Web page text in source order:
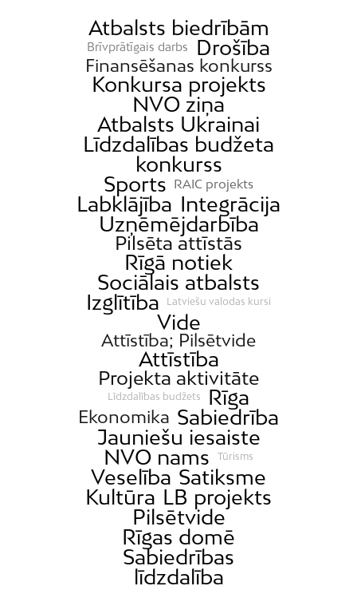
Atbalsts biedrībām
Brīvprātīgais darbs Drošība
Finansēšanas konkurss
Konkursa projekts
NVO ziņa
Atbalsts Ukrainai
Līdzdalības budžeta
konkurss
Sports
RAIC projekts
Labklājība Integrācija
Uzņēmējdarbība
Pilsēta attīstās
Rīgā notiek
Sociālais atbalsts
Izglītība
Latviešu valodas kursi
Vide
Attīstība; Pilsētvide
Attīstība
Projekta aktivitāte
Līdzdalības budžets Rīga
Ekonomika Sabiedrība
Jauniešu iesaiste
NVO nams
Tūrisms
Veselība Satiksme
Kultūra LB projekts
Pilsētvide
Rīgas domē
Sabiedrības
līdzdalība